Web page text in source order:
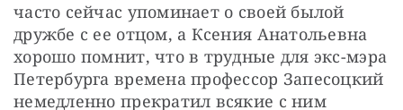
часто сейчас упоминает о своей былой
дружбе с ее отцом, а Ксения Анатольевна
хорошо помнит, что в трудные для экс-мэра
Петербурга времена профессор Запесоцкий
немедленно прекратил всякие с ним